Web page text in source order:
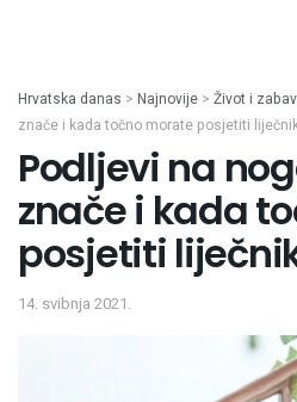
Hrvatska danas > Najnovije > Život i
znače i kada točno morate posjetiti
Podljevi na
znače i kada
posjetiti
14. svibnja 2021.